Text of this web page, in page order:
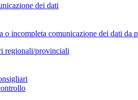
dei dati
o incompleta comunicazione dei dati
regionali/provinciali